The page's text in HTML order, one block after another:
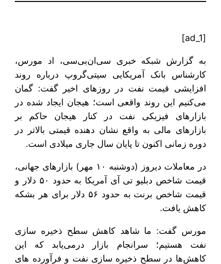
[ad_1]
به گزارش شبکه خبری سی‌ان‌بی‌سی، اد مورس،
کارشناس بانک آمریکایی سیتی‌گروپ درباره روند
افزایشی قیمت نفت در روزهای اخیر گفت: گمان
می‌کنیم این روند واقعی است؛ هیجان ایجاد شده در
بازارهای فیزیکی نفت در کنار هیجان حاکم بر
بازارهای مالی به واقع نشان دهنده قیمتی بالاتر در
دوره زمانی اکنون تا پایان سال جاری میلادی است.
در معاملات دیروز (دوشنبه ۱۰ مهر) بازارهای جهانی،
قیمت شاخص دبلیو تی آی آمریکا به حدود ۵۰ دلار و
قیمت شاخص برنت به حدود ۵۶ دلار برای هر بشکه
کاهش یافت.
مورس گفت: ما شاهد کاهش سطح ذخیره سازی
نفت هستیم؛ سرانجام بازار درمی‌یابد که این
کاهش‌ها در سطح ذخیره سازی نفت و فرآورده های